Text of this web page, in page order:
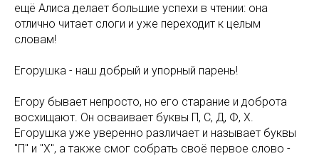
ещё Алиса делает большие успехи в чтении: она
отлично читает слоги и уже переходит к целым
словам!
Егорушка - наш добрый и упорный парень!
Егору бывает непросто, но его старание и доброта
восхищают. Он осваивает буквы П, С, Д, Ф, Х.
Егорушка уже уверенно различает и называет буквы
"П" и "Х", а также смог собрать своё первое слово -